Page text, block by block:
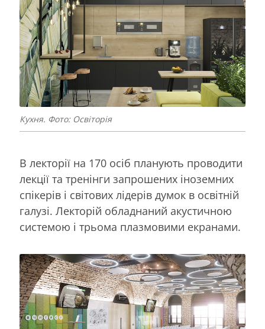
Кухня. Фото: Освіторія
В лекторії на 170 осіб планують проводити
лекції та тренінги запрошених іноземних
спікерів і світових лідерів думок в освітній
галузі. Лекторій обладнаний акустичною
системою і трьома плазмовими екранами.